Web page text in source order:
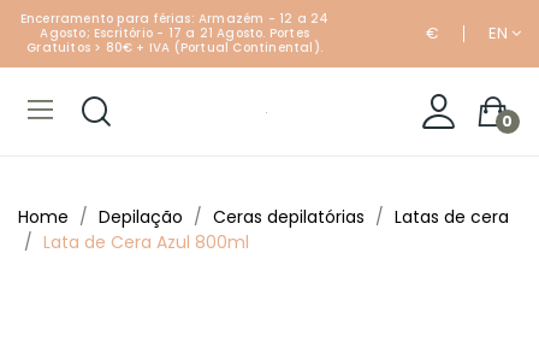
Encerramento para férias: Armazém - 12 a 24
Agosto; Escritório - 17 a 21 Agosto. Portes
Gratuitos > 80€ + IVA (Portual Continental).
€ EN
0
Home Depilação Ceras depilatórias
Latas de cera
Lata de Cera Azul 800ml